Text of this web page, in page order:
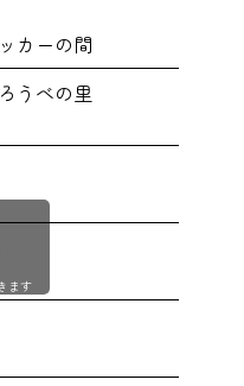
カーの間
うべの里
ます